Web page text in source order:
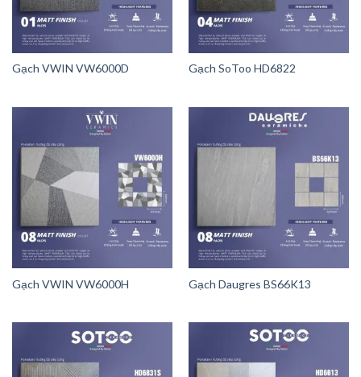
Gạch VWIN VW6000D Gạch SoToo HD6822
Gạch VWIN VW6000H Gạch Daugres BS66K13